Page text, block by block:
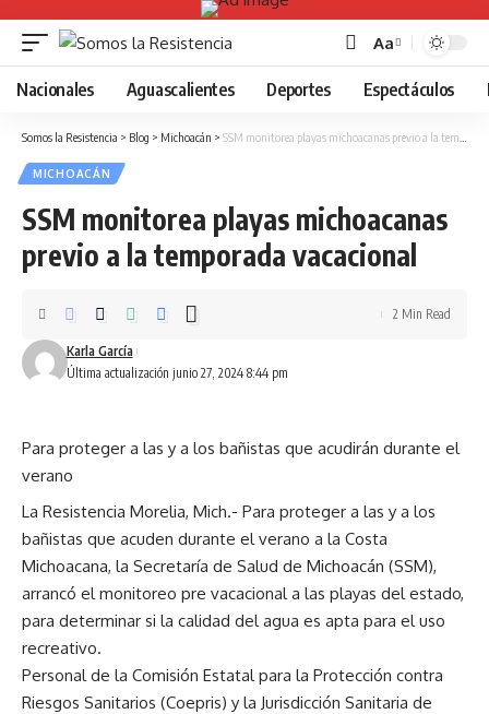
Font
Resizer
Aa
Nacionales Aguascalientes Deportes Espectáculos
Somos la Resistencia > Blog > Michoacán > SSM monitorea playas michoacanas previo a la temporada vacacional
MICHOACÁN
SSM monitorea playas michoacanas
previo a la temporada vacacional
Última actualización junio 27, 2024 8:44 pm
Karla García
2 Min Read
Para proteger a las y a los bañistas que acudirán durante el
verano
La Resistencia Morelia, Mich.- Para proteger a las y a los
bañistas que acuden durante el verano a la Costa
Michoacana, la Secretaría de Salud de Michoacán (SSM),
arrancó el monitoreo pre vacacional a las playas del estado,
para determinar si la calidad del agua es apta para el uso
recreativo.
Personal de la Comisión Estatal para la Protección contra
Riesgos Sanitarios (Coepris) y la Jurisdicción Sanitaria de